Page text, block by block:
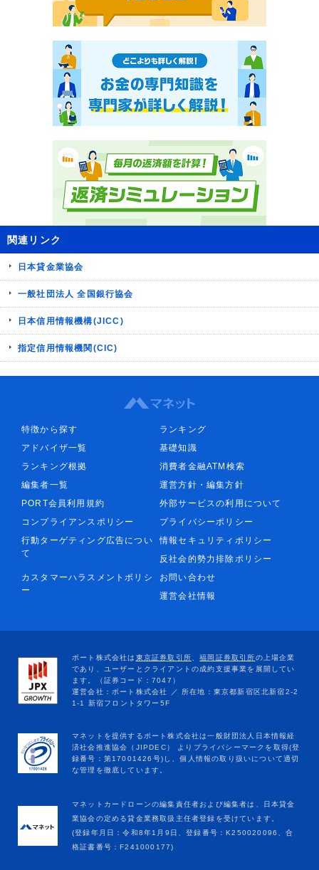
関連リンク
日本貸金業協会
一般社団法人 全国銀行協会
日本信用情報機構(JICC)
指定信用情報機関(CIC)
特徴から探す
ランキング
アドバイザ一覧
基礎知識
ランキング根拠
消費者金融ATM検索
編集者一覧
運営方針・編集方針
PORT会員利用規約
外部サービスの利用について
コンプライアンスポリシー
プライバシーポリシー
行動ターゲティング広告につい
て
情報セキュリティポリシー
反社会的勢力排除ポリシー
カスタマーハラスメントポリシ
ー
お問い合わせ
運営会社情報
マネットカードローンの編集責任者および編集者は、日本貸金
業協会の定める貸金業務取扱主任者登録を受けています。
(登録年月日：令和8年1月9日、登録番号：K250020096、合
格証書番号：F241000177)